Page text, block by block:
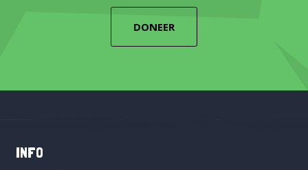
DONEER
INFO